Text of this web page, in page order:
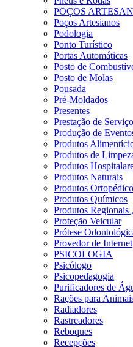
POÇOS
Poços Artesianos
Podologia
Ponto Turístico
Portas Automáticas
Posto de
Posto de Molas
Pousada
Pré-Moldados
Presentes
Prestação de
Produção de
Produtos
Produtos de
Produtos
Produtos Naturais
Produtos
Produtos Químicos
Produtos
Proteção Veicular
Prótese
Provedor de Internet
PSICOLOGIA
Psicólogo
Psicopedagogia
Purificadores de
Rações para
Radiadores
Rastreadores
Reboques
Recepções